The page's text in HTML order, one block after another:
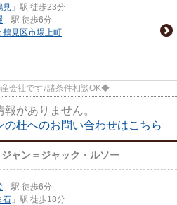
見 」駅 徒歩23分
」駅 徒歩6分
鶴見区市場上町
会社です♪諸条件相談OK◆
がありません。
杜へのお問い合わせはこちら
ャン＝ジャック・ルソー
」駅 徒歩6分
石 」駅 徒歩18分